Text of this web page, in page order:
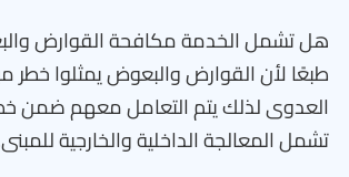
هل تشمل الخدمة مكافحة القوارض
طبعًا لأن القوارض والبعوض يمثلوا خطر
العدوى لذلك يتم التعامل معهم ضمن
تشمل المعالجة الداخلية والخارجية